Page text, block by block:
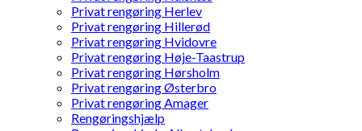
Privat rengøring Herlev
Privat rengøring Hillerød
Privat rengøring Hvidovre
Privat rengøring Høje-Taastrup
Privat rengøring Hørsholm
Privat rengøring Østerbro
Privat rengøring Amager
Rengøringshjælp